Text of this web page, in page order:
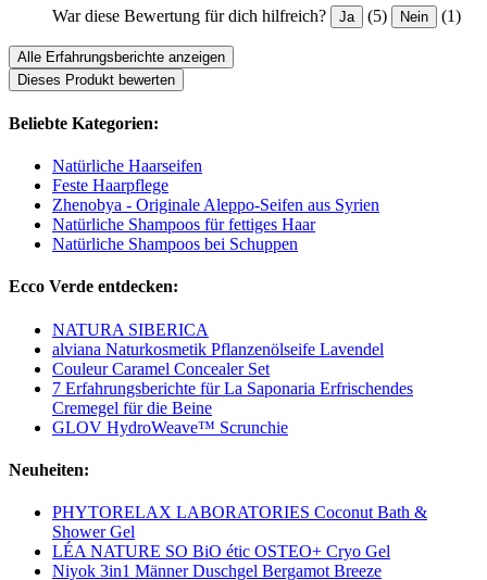
War diese Bewertung für dich hilfreich? Ja (5) Nein (1)
Alle Erfahrungsberichte anzeigen
Dieses Produkt bewerten
Beliebte Kategorien:
Natürliche Haarseifen
Feste Haarpflege
Zhenobya - Originale Aleppo-Seifen aus Syrien
Natürliche Shampoos für fettiges Haar
Natürliche Shampoos bei Schuppen
Ecco Verde entdecken:
NATURA SIBERICA
alviana Naturkosmetik Pflanzenölseife Lavendel
Couleur Caramel Concealer Set
7 Erfahrungsberichte für La Saponaria Erfrischendes
Cremegel für die Beine
GLOV HydroWeave™ Scrunchie
Neuheiten:
PHYTORELAX LABORATORIES Coconut Bath &
Shower Gel
LÉA NATURE SO BiO étic OSTEO+ Cryo Gel
Niyok 3in1 Männer Duschgel Bergamot Breeze